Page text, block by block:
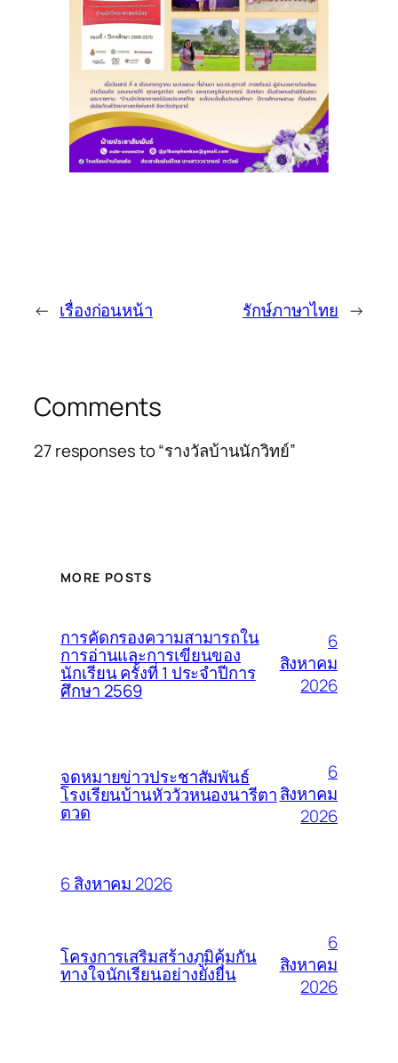
← เรื่องก่อนหน้า รักษ์ภาษาไทย →
Comments
27 responses to “รางวัลบ้านนักวิทย์”
MORE POSTS
การคัดกรองความสามารถใน
การอ่านและการเขียนของ
นักเรียน ครั้งที่ 1 ประจำปีการ
ศึกษา 2569
6
สิงหาคม
2026
จดหมายข่าวประชาสัมพันธ์
โรงเรียนบ้านหัววัวหนองนารีตา
ตวด
6
สิงหาคม
2026
6 สิงหาคม 2026
โครงการเสริมสร้างภูมิคุ้มกัน
ทางใจนักเรียนอย่างยั่งยืน
6
สิงหาคม
2026